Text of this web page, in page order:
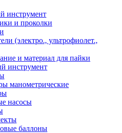
инструмент
и проколки
(электро., ультрофиолет.,
и материал для пайки
инструмент
манометрические
насосы
баллоны